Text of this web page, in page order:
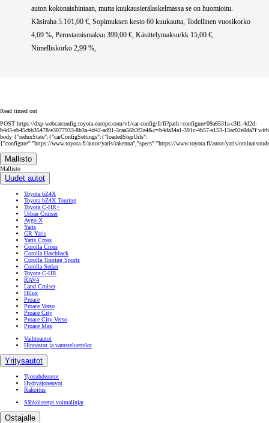
auton kokonaishintaan, mutta kuukausierälaskelmassa se on huomioitu.
Käsiraha 5.101,00 €, Sopimuksen kesto 60 kuukautta, Todellinen vuosikorko
4,69 %, Perustamismaksu 399,00 €, Käsittelymaksu/kk 15,00 €,
Nimelliskorko 2,99 %,
Read timed out
POST https://dxp-webcarconfig.toyota-europe.com/v1/car-config/fi/fi?path=configure/09a6531a-c3f1-4d2d-
b4d3-eb45cbb35478/e3077933-8b3a-4d42-ad91-3caa56b3f2a4&c=b4da34a1-391c-4b57-a153-13ac02e8da7f with
body {"reduxState":{"carConfigSettings":{"loadedStepUrls":
{"configure":"https://www.toyota.fi/autot/yaris/rakenna","specs":"https://www.toyota.fi/autot/yaris/
Mallisto
Mallisto
Uudet autot
Toyota bZ4X
Toyota bZ4X Touring
Toyota C-HR+
Urban Cruiser
Aygo X
Yaris
GR Yaris
Yaris Cross
Corolla Cross
Corolla Hatchback
Corolla Touring Sports
Corolla Sedan
Toyota C-HR
RAV4
Land Cruiser
Hilux
Proace
Proace Verso
Proace City
Proace City Verso
Proace Max
Vaihtoautot
Hinnastot ja varusteluettelot
Yritysautot
Työsuhdeautot
Hyötyajoneuvot
Rahoitus
Sähköistetyt voimalinjat
Ostajalle